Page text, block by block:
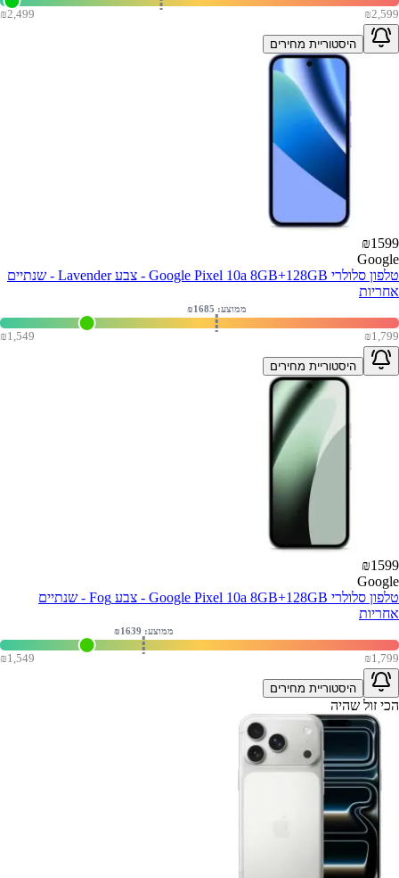
₪2,499 ₪2,599
היסטוריית מחירים
₪1599
Google
טלפון סלולרי Google Pixel 10a 8GB+128GB - צבע Lavender - שנתיים
אחריות
₪1,549 ₪1,799
ממוצע: ₪ 1685
היסטוריית מחירים
₪1599
Google
טלפון סלולרי Google Pixel 10a 8GB+128GB - צבע Fog - שנתיים
אחריות
₪1,549 ₪1,799
ממוצע: ₪ 1639
היסטוריית מחירים
הכי זול שהיה